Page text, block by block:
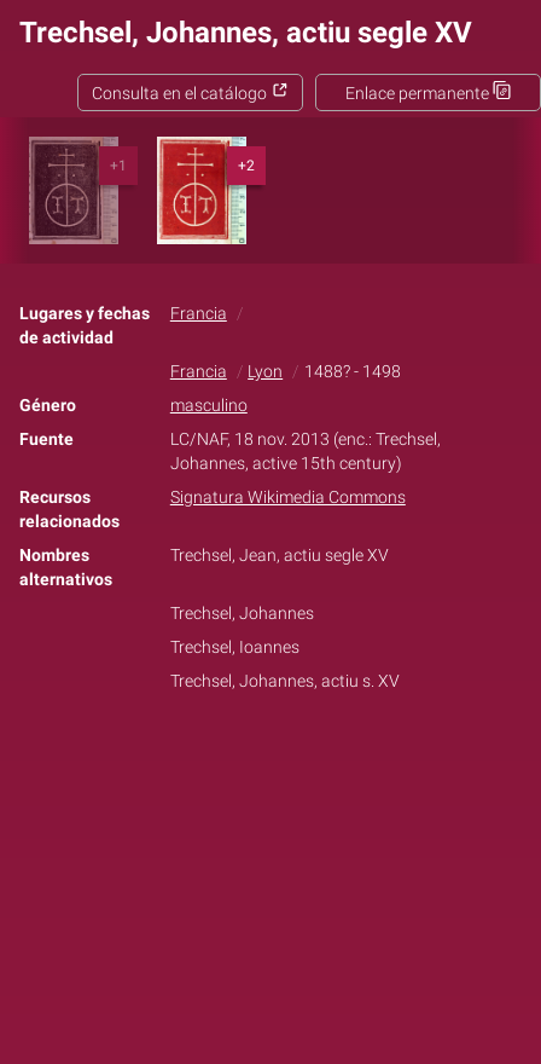
Trechsel, Johannes, actiu segle XV
Enlace permanente
Consulta en el catálogo
+1 +2
Lugares y fechas
de actividad
Francia
Francia Lyon
1488? - 1498
Género
masculino
Fuente
LC/NAF, 18 nov. 2013 (enc.: Trechsel,
Johannes, active 15th century)
Recursos
relacionados
Signatura Wikimedia Commons
Nombres
alternativos
Trechsel, Jean, actiu segle XV
Trechsel, Johannes
Trechsel, Ioannes
Trechsel, Johannes, actiu s. XV